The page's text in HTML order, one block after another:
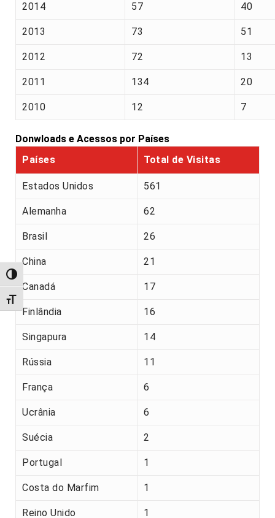
Alternar alto contraste
Alternar tamanho da fonte
2014 57 40
2013 73 51
2012 72 13
2011 134 20
2010 12 7
Donwloads e Acessos por Países
Países
Total de Visitas
Estados Unidos 561
Alemanha 62
Brasil 26
China 21
Canadá 17
Finlândia 16
Singapura 14
Rússia 11
França 6
Ucrânia 6
Suécia 2
Portugal 1
Costa do Marfim 1
Reino Unido 1